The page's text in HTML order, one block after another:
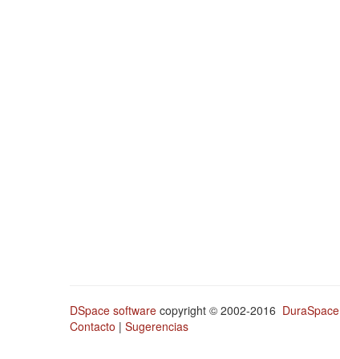
DSpace software copyright © 2002-2016 DuraSpace
Contacto | Sugerencias